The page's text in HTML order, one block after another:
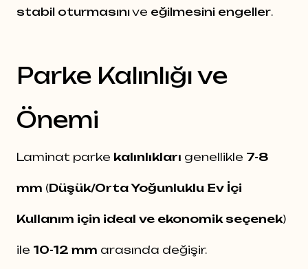
stabil oturmasınıve eğilmesini engeller.
Parke Kalınlığı ve
Önemi
Laminat parke kalınlıkları genellikle 7-8
mm (Düşük/Orta Yoğunluklu Ev İçi
Kullanım için ideal ve ekonomik seçenek)
ile 10-12 mm arasında değişir.